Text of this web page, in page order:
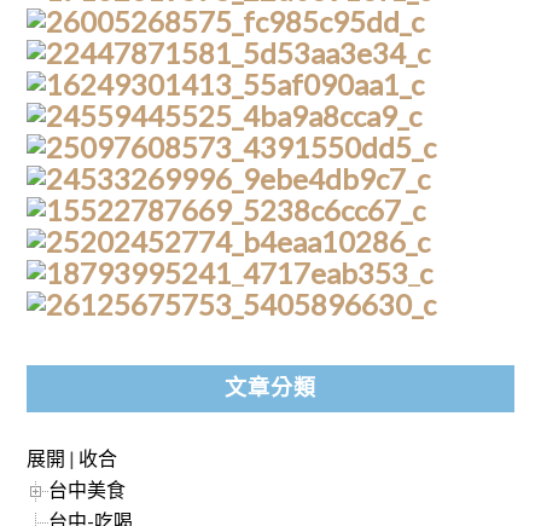
文章分類
展開 | 收合
台中美食
台中-吃喝